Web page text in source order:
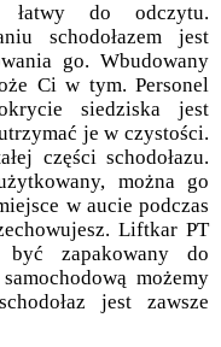
łatwy do odczytu.
schodołazem jest
go. Wbudowany
Ci w tym. Personel
siedziska jest
je w czystości.
części schodołazu.
można go
w aucie podczas
Liftkar PT
zapakowany do
możemy
jest zawsze